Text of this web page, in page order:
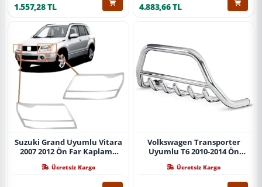
1.557,28 TL 4.883,66 TL
Suzuki Grand Uyumlu Vitara
2007 2012 Ön Far Kaplama
Ücretsiz Kargo
Volkswagen Transporter
Uyumlu T6 2010-2014 Ön
Çelik Krom
Ücretsiz Kargo